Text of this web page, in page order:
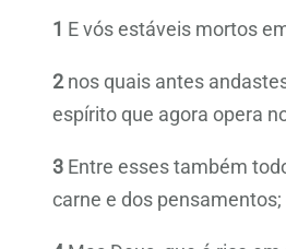
1 E vós estáveis mortos
2nos quais antes
espírito que agora opera
3 Entre esses também
carne e dos